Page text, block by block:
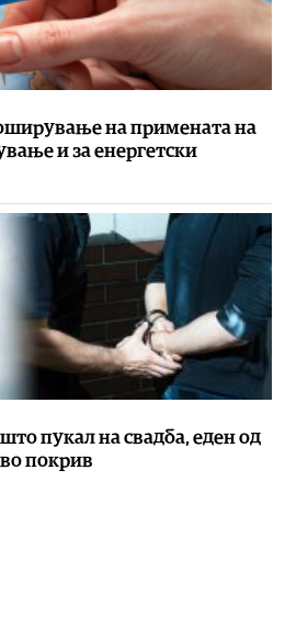
на примената на
и за енергетски
пукал на свадба, еден од
покрив